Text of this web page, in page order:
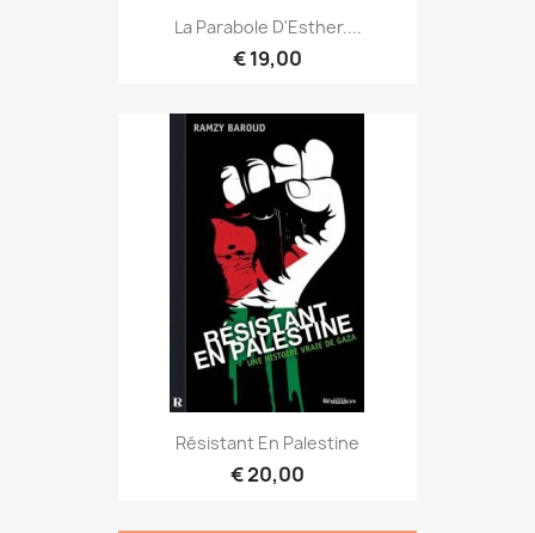
La Parabole D'Esther....
€ 19,00
Résistant En Palestine
€ 20,00